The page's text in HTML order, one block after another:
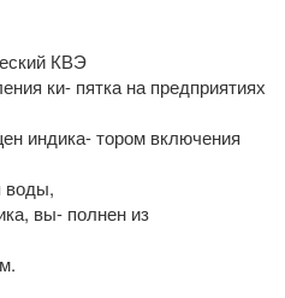
КВЭ
ки- пятка на предприятиях
индика- тором включения
воды,
вы- полнен из